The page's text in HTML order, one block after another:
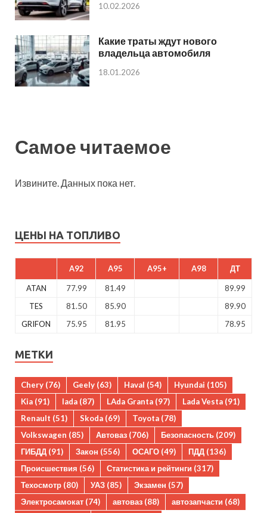
10.02.2026
Какие траты ждут нового
владельца автомобиля
18.01.2026
Самое читаемое
Извините. Данных пока нет.
ЦЕНЫ НА ТОПЛИВО
A92 A95 A95+ A98 ДТ
ATAN 77.99 81.49
89.99
TES
81.50 85.90
89.90
GRIFON
75.95 81.95 78.95
МЕТКИ
Chery (76) Geely (63) Haval (54) Hyundai (105)
Kia (91) lada (87) LAda Granta (97) Lada Vesta (91)
Renault (51) Skoda (69) Toyota (78)
Volkswagen (85) Автоваз (706) Безопасность (209)
ГИБДД (91) Закон (556) ОСАГО (49) ПДД (136)
Происшествия (56) Статистика и рейтинги (317)
Техосмотр (80) УАЗ (85) Экзамен (57)
Электросамокат (74) автоваз (88) автозапчасти (68)